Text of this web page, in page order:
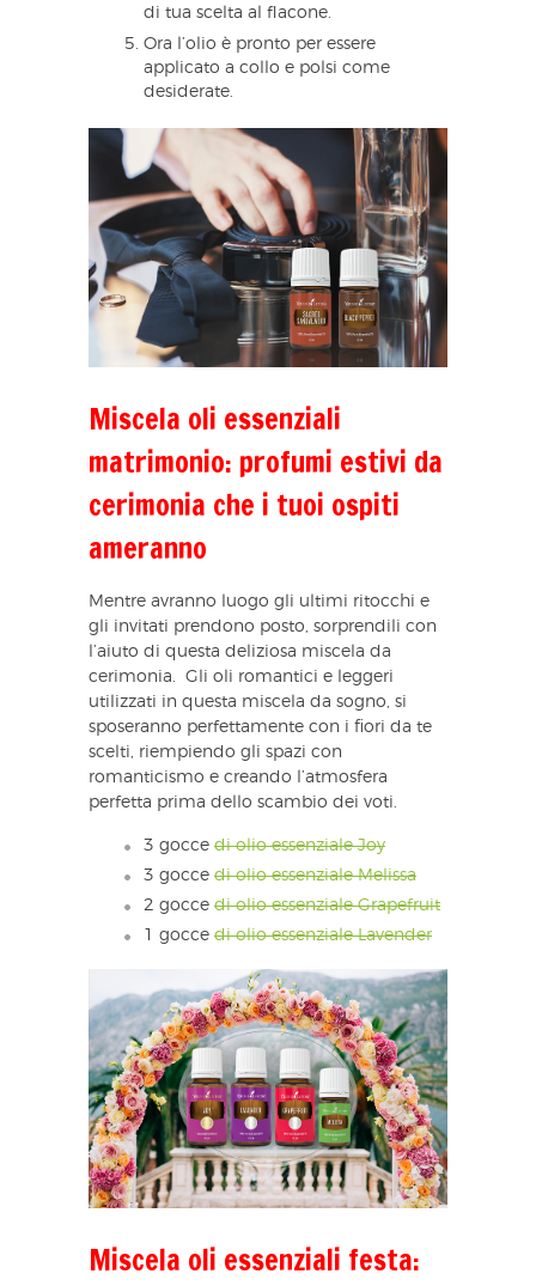
di tua scelta al flacone.
Ora l’olio è pronto per essere
applicato a collo e polsi come
desiderate.
Miscela oli essenziali
matrimonio: profumi estivi da
cerimonia che i tuoi ospiti
ameranno
Mentre avranno luogo gli ultimi ritocchi e
gli invitati prendono posto, sorprendili con
l’aiuto di questa deliziosa miscela da
cerimonia. Gli oli romantici e leggeri
utilizzati in questa miscela da sogno, si
sposeranno perfettamente con i fiori da te
scelti, riempiendo gli spazi con
romanticismo e creando l’atmosfera
perfetta prima dello scambio dei voti.
3 gocce di olio essenziale Joy
3 gocce di olio essenziale Melissa
2 gocce di olio essenziale Grapefruit
1 gocce di olio essenziale Lavender
Miscela oli essenziali festa: